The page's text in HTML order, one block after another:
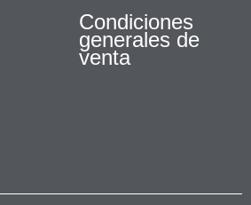
Condiciones
generales de
venta